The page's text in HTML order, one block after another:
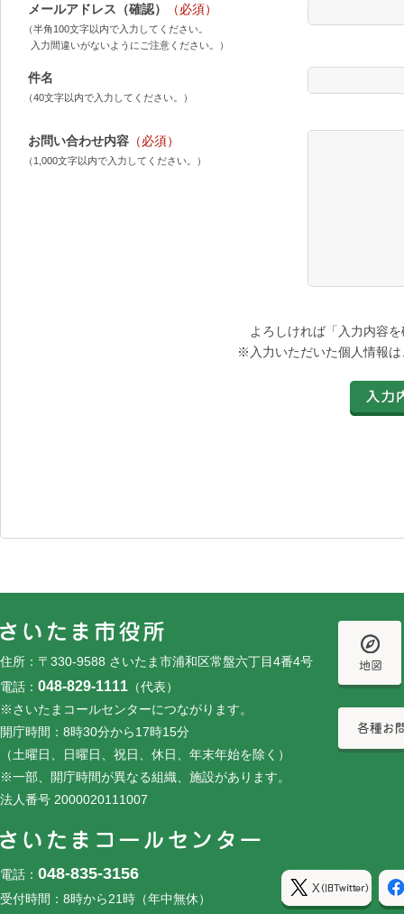
メールアドレス（確認） （必須）
（半角100文字以内で入力してください。
入力間違いがないようにご注意ください。）
件名
（40文字以内で入力してください。）
お問い合わせ内容 （必須）
（1,000文字以内で入力してください。）
よろしければ「入力内容
※入力いただいた個人情報
住所：〒330-9588 さいたま市浦和区常盤六丁目4番4号
電話： 048-829-1111 （代表）
※さいたまコールセンターにつながります。
開庁時間：8時30分から17時15分
（土曜日、日曜日、祝日、休日、年末年始を除く）
※一部、開庁時間が異なる組織、施設があります。
法人番号 2000020111007
電話： 048-835-3156
受付時間：8時から21時（年中無休）